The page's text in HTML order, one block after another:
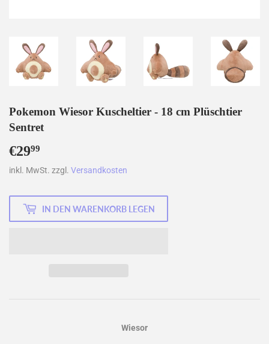
Pokemon Wiesor Kuscheltier - 18 cm Plüschtier
Sentret
€2999
inkl. MwSt. zzgl. Versandkosten
IN DEN WARENKORB LEGEN
Wiesor